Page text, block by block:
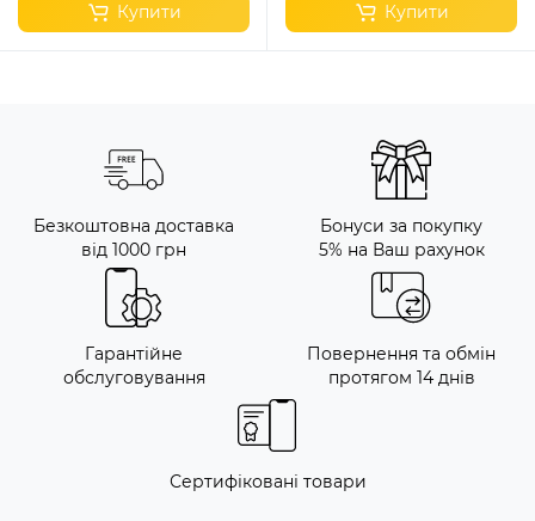
Купити Купити
Безкоштовна доставка
від 1000 грн
Бонуси за покупку
5% на Ваш рахунок
Гарантійне
обслуговування
Повернення та обмін
протягом 14 днів
Сертифіковані товари